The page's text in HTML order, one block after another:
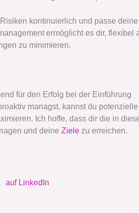
kontinuierlich und passe deine
ermöglicht es dir, flexibel
zu minimieren.
für den Erfolg bei der Einführung
managst, kannst du potenzielle
Ich hoffe, dass dir die in
und deine Ziele zu erreichen.
auf LinkedIn